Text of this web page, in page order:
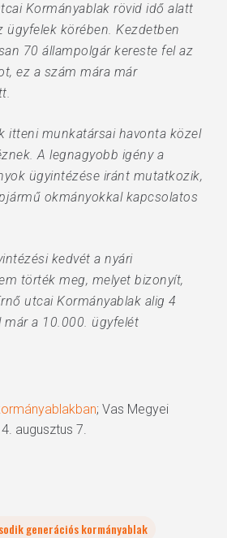
Kormányablak rövid idő alatt
ügyfelek körében. Kezdetben
70 állampolgár kereste fel az
ez a szám mára már
itteni munkatársai havonta közel
A legnagyobb igény a
ügyintézése iránt mutatkozik,
okmányokkal kapcsolatos
kedvét a nyári
törték meg, melyet bizonyít,
utcai Kormányablak alig 4
már a 10.000. ügyfelét
; Vas Megyei
augusztus 7.
generációs kormányablak